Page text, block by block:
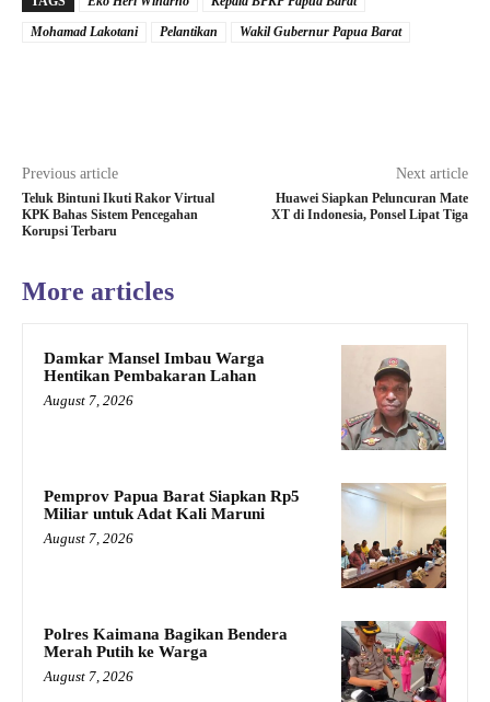
Mohamad Lakotani
Pelantikan Wakil Gubernur Papua Barat
Previous article
Teluk Bintuni Ikuti Rakor Virtual
KPK Bahas Sistem Pencegahan
Korupsi Terbaru
Next article
Huawei Siapkan Peluncuran Mate
XT di Indonesia, Ponsel Lipat Tiga
More articles
Damkar Mansel Imbau Warga
Hentikan Pembakaran Lahan
August 7, 2026
Pemprov Papua Barat Siapkan Rp5
Miliar untuk Adat Kali Maruni
August 7, 2026
Polres Kaimana Bagikan Bendera
Merah Putih ke Warga
August 7, 2026